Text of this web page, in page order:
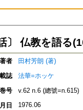
〕 仏教を語る
著者
田村芳朗 (著)
誌
法華=ホッケ
巻号
v.62 n.6 (總號=n.615)
日
1976.06